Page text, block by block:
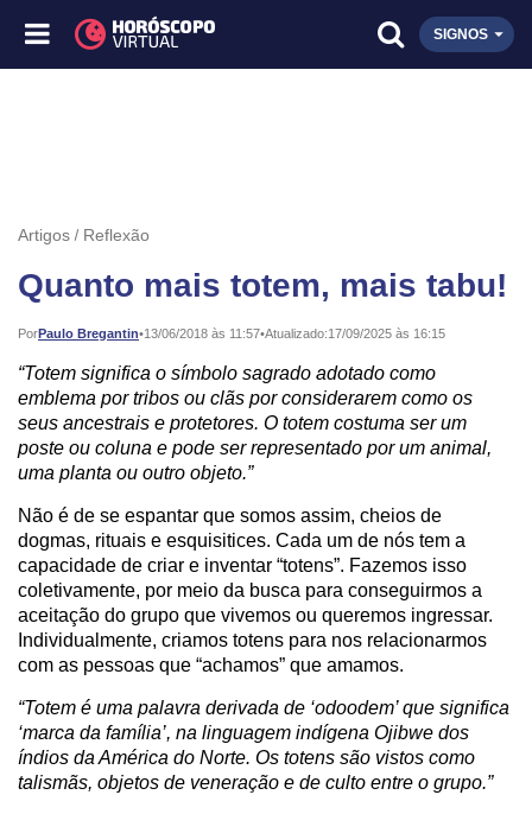
SIGNOS
Artigos Reflexão
Quanto mais totem, mais tabu!
PorPaulo Bregantin•
Publicado: 13/06/2018 às 11:57•Atualizado:17/09/2025 às 16:15
“Totem significa o símbolo sagrado adotado como
emblema por tribos ou clãs por considerarem como os
seus ancestrais e protetores. O totem costuma ser um
poste ou coluna e pode ser representado por um animal,
uma planta ou outro objeto.”
Não é de se espantar que somos assim, cheios de
dogmas, rituais e esquisitices. Cada um de nós tem a
capacidade de criar e inventar “totens”. Fazemos isso
coletivamente, por meio da busca para conseguirmos a
aceitação do grupo que vivemos ou queremos ingressar.
Individualmente, criamos totens para nos relacionarmos
com as pessoas que “achamos” que amamos.
“Totem é uma palavra derivada de ‘odoodem’ que significa
‘marca da família’, na linguagem indígena Ojibwe dos
índios da América do Norte. Os totens são vistos como
talismãs, objetos de veneração e de culto entre o grupo.”